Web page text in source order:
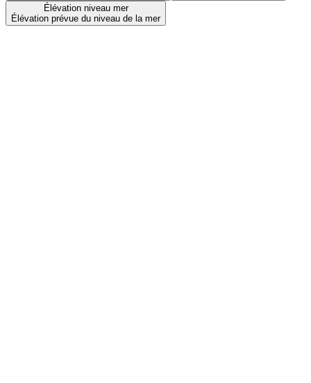
Élévation niveau mer
Élévation prévue du niveau de la mer